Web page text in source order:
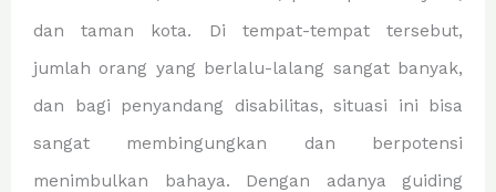
dan taman kota. Di tempat-tempat tersebut,
jumlah orang yang berlalu-lalang sangat banyak,
dan bagi penyandang disabilitas, situasi ini bisa
sangat membingungkan dan berpotensi
menimbulkan bahaya. Dengan adanya guiding